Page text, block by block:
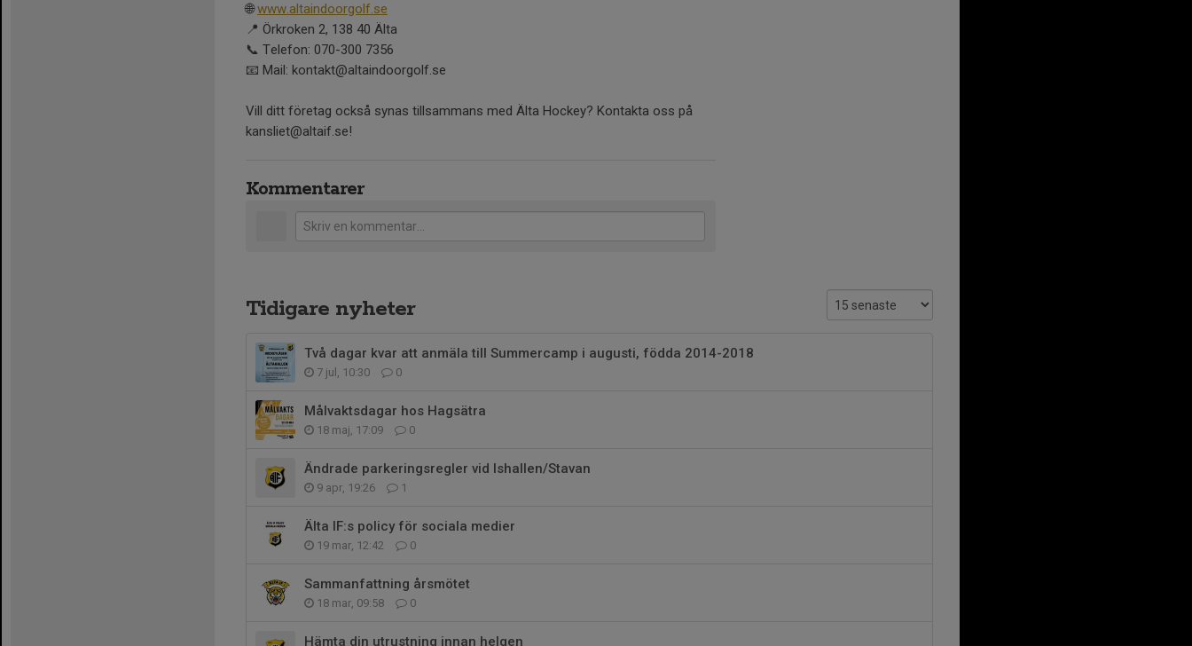
🌐www.altaindoorgolf.se
📍 Örkroken 2, 138 40 Älta
📞 Telefon: 070-300 7356
📧 Mail: kontakt@altaindoorgolf.se
Vill ditt företag också synas tillsammans med Älta Hockey? Kontakta oss på
kansliet@altaif.se!
Kommentarer
Tidigare nyheter
Två dagar kvar att anmäla till Summercamp i augusti, födda 2014-2018
7 jul, 10:30 0
Målvaktsdagar hos Hagsätra
18 maj, 17:09 0
Ändrade parkeringsregler vid Ishallen/Stavan
9 apr, 19:26 1
Älta IF:s policy för sociala medier
19 mar, 12:42 0
Sammanfattning årsmötet
18 mar, 09:58 0
Hämta din utrustning innan helgen